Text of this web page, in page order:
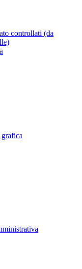
controllati (da